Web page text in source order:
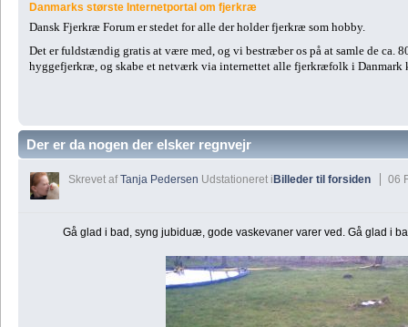
Danmarks største Internetportal om fjerkræ
Dansk Fjerkræ Forum er stedet for alle der holder fjerkræ som hobby.
Det er fuldstændig gratis at være med, og vi bestræber os på at samle de ca.
hyggefjerkræ, og skabe et netværk via internettet alle fjerkræfolk i Danmark
Der er da nogen der elsker regnvejr
Skrevet afTanja Pedersen Udstationeret iBilleder til forsiden 06
Gå glad i bad, syng jubiduæ, gode vaskevaner varer ved. Gå glad i